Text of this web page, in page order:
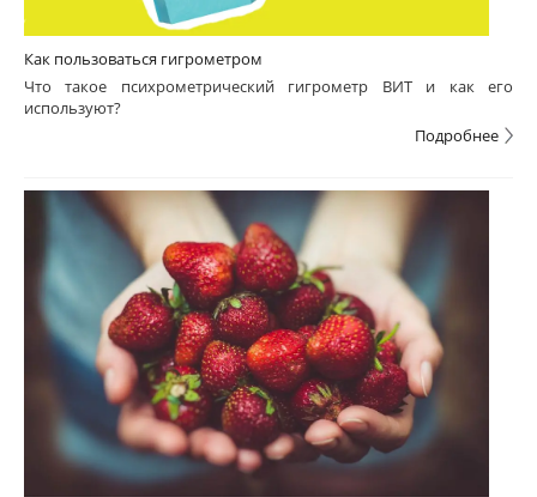
Как пользоваться гигрометром
Что такое психрометрический гигрометр ВИТ и как его
используют?
Подробнее